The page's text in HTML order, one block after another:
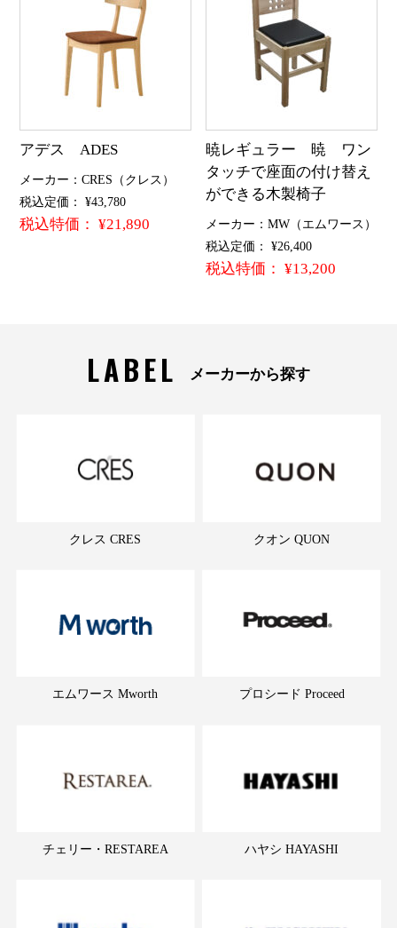
アデス ADES
メーカー：CRES（クレス）
税込定価： ¥43,780
税込特価： ¥21,890
暁レギュラー 暁 ワン
タッチで座面の付け替え
ができる木製椅子
メーカー：MW（エムワース）
税込定価： ¥26,400
税込特価： ¥13,200
LABEL メーカーから探す
クレス CRES クオン QUON
エムワース Mworth プロシード Proceed
チェリー・RESTAREA ハヤシ HAYASHI